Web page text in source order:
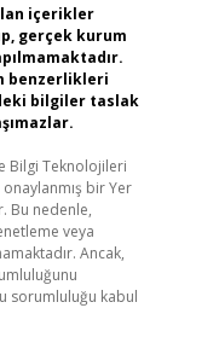
içerikler
gerçek kurum
benzerlikleri
bilgiler taslak
Bilgi Teknolojileri
bir Yer
Bu nedenle,
veya
Ancak,
sorumluluğu kabul